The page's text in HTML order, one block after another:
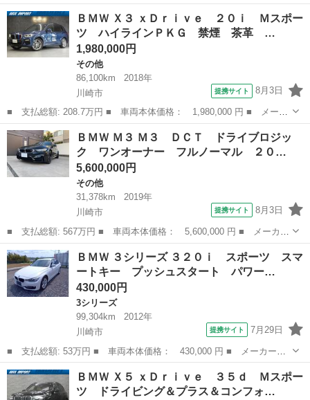
ー名： ＢＭＷ ■ 車種名： ７シリーズ ■ グレード名： ７４０
ｄ ｘＤｒｉｖｅ エクセレンス Ｒエンタメ＆ＲコンフォートＰＫ
Ｇ エグ...
神奈川 川崎市
ＢＭＷ Ｘ３ ｘＤｒｉｖｅ ２０ｉ Ｍスポー
ツ ハイラインＰＫＧ 禁煙 茶革 …
1,980,000円
その他
86,100km
2018年
川崎市
提携サイト 8月3日
■ 支払総額: 208.7万円 ■ 車両本体価格： 1,980,000 円 ■ メーカ
ー名： ＢＭＷ ■ 車種名： Ｘ３ ■ グレード名： ｘＤｒｉｖ
ｅ ２０ｉ Ｍスポーツ ハイラインＰＫＧ 禁煙 茶革 Ｄアシス
ト＋ パー...
神奈川 川崎市 その他
ＢＭＷ Ｍ３ Ｍ３ ＤＣＴ ドライブロジッ
ク ワンオーナー フルノーマル ２０…
5,600,000円
その他
31,378km
2019年
川崎市
提携サイト 8月3日
■ 支払総額: 567万円 ■ 車両本体価格： 5,600,000 円 ■ メーカー
名： ＢＭＷ ■ 車種名： Ｍ３ ■ グレード名： Ｍ３ ＤＣＴ
ドライブロジック ワンオーナー フルノーマル ２０１９年式 最
終型 禁煙...
神奈川 川崎市
ＢＭＷ ３シリーズ ３２０ｉ スポーツ スマ
ートキー プッシュスタート パワー…
430,000円
3シリーズ
99,304km
2012年
川崎市
提携サイト 7月29日
■ 支払総額: 53万円 ■ 車両本体価格： 430,000 円 ■ メーカー
名： ＢＭＷ ■ 車種名： ３シリーズ ■ グレード名： ３２０
ｉ スポーツ スマートキー プッシュスタート パワーシート Ｈ
ＤＤナビ パワース...
神奈川 川崎市
ＢＭＷ Ｘ５ ｘＤｒｉｖｅ ３５ｄ Ｍスポー
ツ ドライビング＆プラス＆コンフォ…